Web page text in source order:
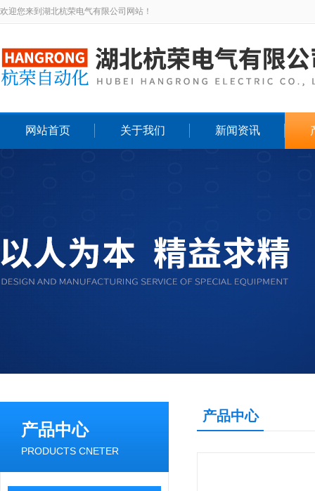
欢迎您来到湖北杭荣电气有限公司网站！
网站首页 关于我们 新闻资讯
产品中心
PRODUCTS CNETER
产品中心